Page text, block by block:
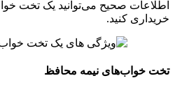
اطلاعات صحیح می‌‌توانید یک تخت
خریداری کنید.
تخت خواب‌های نیمه محافظ